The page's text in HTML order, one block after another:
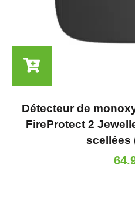
Détecteur de
FireProtect 2
scellées